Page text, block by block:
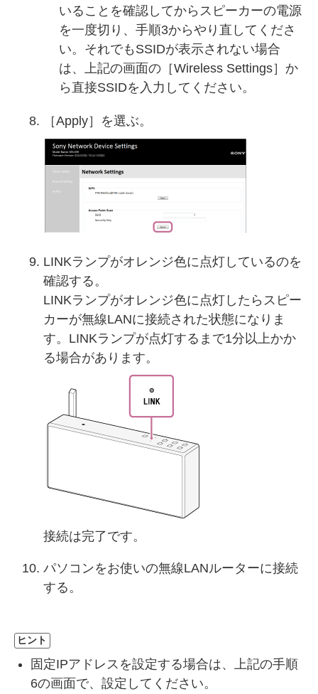
いることを確認してからスピーカーの電源
を一度切り、手順3からやり直してくださ
い。それでもSSIDが表示されない場合
は、上記の画面の［Wireless Settings］か
ら直接SSIDを入力してください。
［Apply］を選ぶ。
LINKランプがオレンジ色に点灯しているのを
確認する。
LINKランプがオレンジ色に点灯したらスピー
カーが無線LANに接続された状態になりま
す。LINKランプが点灯するまで1分以上かか
る場合があります。
接続は完了です。
パソコンをお使いの無線LANルーターに接続
する。
ヒント
固定IPアドレスを設定する場合は、上記の手順
6の画面で、設定してください。